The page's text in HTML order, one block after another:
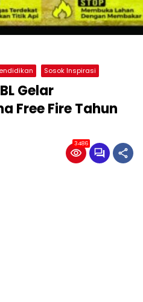
Sosok Inspirasi
Gelar
Free Fire Tahun
3486